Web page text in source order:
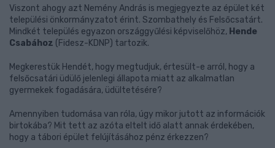
Viszont ahogy azt Nemény András is megjegyezte az épület két
települési önkormányzatot érint. Szombathely és Felsőcsatárt.
Mindkét település egyazon országgyűlési képviselőhöz, Hende
Csabához (Fidesz-KDNP) tartozik.
Megkerestük Hendét, hogy megtudjuk, értesült-e arról, hogy a
felsőcsatári üdülő jelenlegi állapota miatt az alkalmatlan
gyermekek fogadására, üdültetésére?
Amennyiben tudomása van róla, úgy mikor jutott az információk
birtokába? Mit tett az azóta eltelt idő alatt annak érdekében,
hogy a tábori épület felújításához pénz érkezzen?